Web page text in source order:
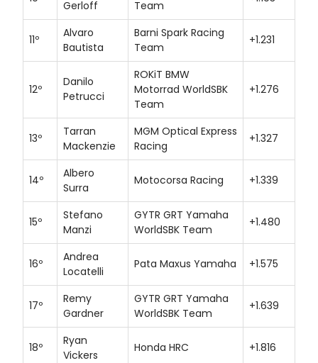
Gerloff
Team
11º
Alvaro
Bautista
Barni Spark Racing
Team
+1.231
12º
Danilo
Petrucci
ROKiT BMW
Motorrad WorldSBK
Team
+1.276
13º
Tarran
Mackenzie
MGM Optical Express
Racing
+1.327
14º
Albero
Surra
Motocorsa Racing +1.339
15º
Stefano
Manzi
GYTR GRT Yamaha
WorldSBK Team
+1.480
16º
Andrea
Locatelli
Pata Maxus Yamaha +1.575
17º
Remy
Gardner
GYTR GRT Yamaha
WorldSBK Team
+1.639
18º
Ryan
Vickers
Honda HRC +1.816